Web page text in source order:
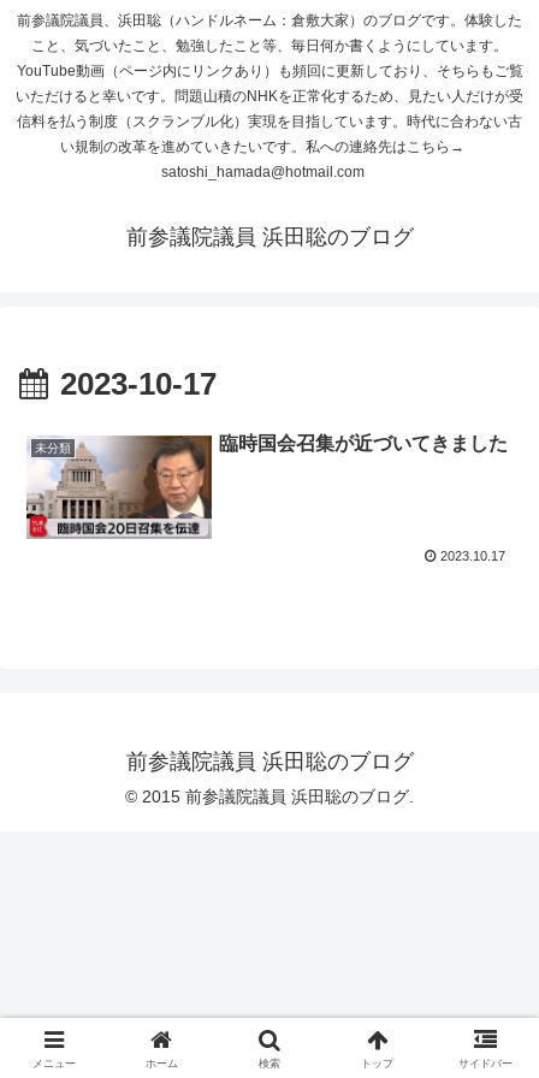
前参議院議員、浜田聡（ハンドルネーム：倉敷大家）のブログです。体験した
こと、気づいたこと、勉強したこと等、毎日何か書くようにしています。
YouTube動画（ページ内にリンクあり）も頻回に更新しており、そちらもご覧
いただけると幸いです。問題山積のNHKを正常化するため、見たい人だけが受
信料を払う制度（スクランブル化）実現を目指しています。時代に合わない古
い規制の改革を進めていきたいです。私への連絡先はこちら→
satoshi_hamada@hotmail.com
前参議院議員 浜田聡のブログ
2023-10-17
未分類 臨時国会召集が近づいてきました
2023.10.17
前参議院議員 浜田聡のブログ
© 2015 前参議院議員 浜田聡のブログ.
メニュー ホーム 検索 トップ サイドバー